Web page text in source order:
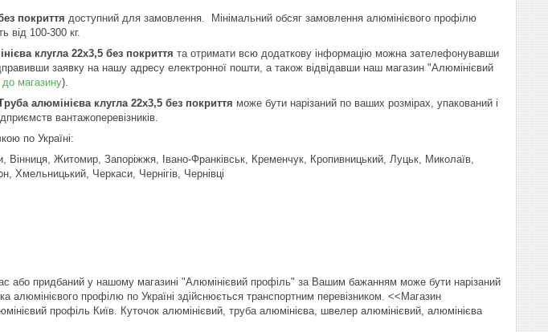
покриття доступний для замовлення. Мінімальний обсяг замовлення алюмінієвого профілю
від 100-300 кг.
клугла 22х3,5 без покриття та отримати всю додаткову інформацію можна зателефонувавши
заявку на нашу адресу електронної пошти, а також відвідавши наш магазин "Алюмінієвий
до магазину).
алюмінієва клугла 22х3,5 без покриття може бути нарізаний по ваших розмірах, упакований і
вантажоперевізників.
по Україні:
Вінниця, Житомир, Запоріжжя, Івано-Франківськ, Кременчук, Кропивницький, Луцьк, Миколаїв,
Хмельницький, Черкаси, Чернігів, Чернівці
або придбаний у нашому магазині "Алюмінієвий профіль" за Вашим бажанням може бути нарізаний
алюмінієвого профілю по Україні здійснюється транспортним перевізником. <<Магазин
профіль Київ. Куточок алюмінієвий, труба алюмінієва, швелер алюмінієвий, алюмінієва